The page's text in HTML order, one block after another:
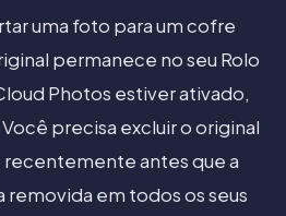
uma foto para um cofre
permanece no seu Rolo
Photos estiver ativado,
precisa excluir o original
recentemente antes que a
removida em todos os seus